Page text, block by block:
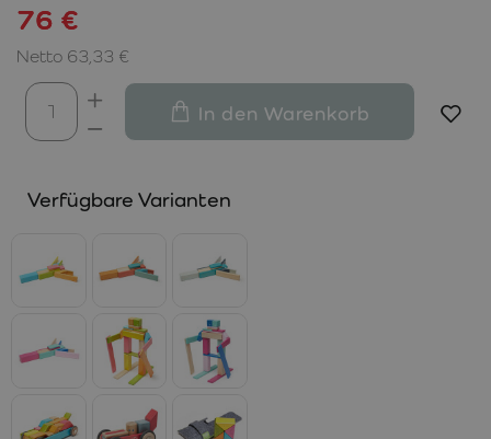
76 €
Netto 63,33 €
In den Warenkorb
Verfügbare Varianten